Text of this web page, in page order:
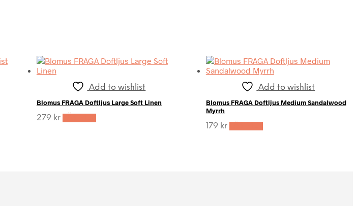
Add to wishlist
Blomus FRAGA Doftljus Large Soft Linen
279 kr
Add to wishlist
Blomus FRAGA Doftljus Medium Sandalwood
Myrrh
179 kr